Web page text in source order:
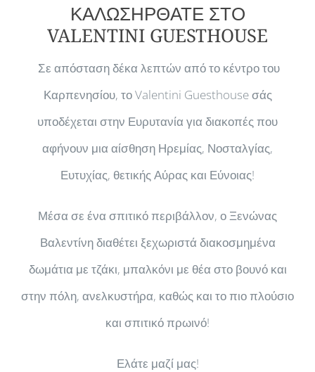
ΚΑΛΩΣΗΡΘΑΤΕ ΣΤΟ
VALENTINI GUESTHOUSE
Σε απόσταση δέκα λεπτών από το κέντρο του
Καρπενησίου, το Valentini Guesthouse σάς
υποδέχεται στην Ευρυτανία για διακοπές που
αφήνουν μια αίσθηση Ηρεμίας, Νοσταλγίας,
Ευτυχίας, θετικής Αύρας και Εύνοιας!
Μέσα σε ένα σπιτικό περιβάλλον, ο Ξενώνας
Βαλεντίνη διαθέτει ξεχωριστά διακοσμημένα
δωμάτια με τζάκι, μπαλκόνι με θέα στο βουνό και
στην πόλη, ανελκυστήρα, καθώς και το πιο πλούσιο
και σπιτικό πρωινό!
Ελάτε μαζί μας!